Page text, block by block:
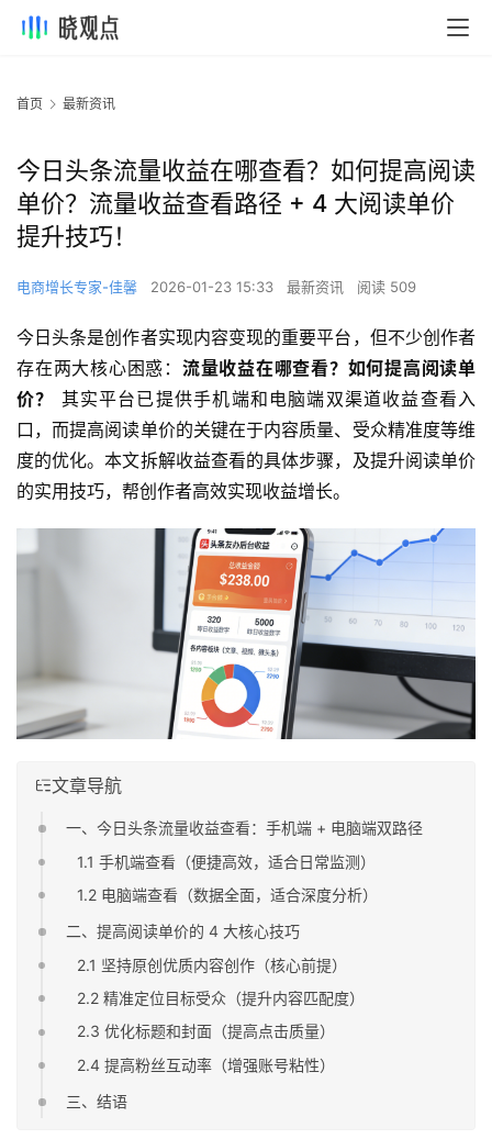
首页 最新资讯
今日头条流量收益在哪查看？如何提高阅读
单价？流量收益查看路径 + 4 大阅读单价
提升技巧！
电商增长专家-佳馨 2026-01-23 15:33 最新资讯 阅读 509
今日头条是创作者实现内容变现的重要平台，但不少创作者
存在两大核心困惑： 流量收益在哪查看？如何提高阅读单
价？
其实平台已提供手机端和电脑端双渠道收益查看入
口，而提高阅读单价的关键在于内容质量、受众精准度等维
度的优化。本文拆解收益查看的具体步骤，及提升阅读单价
的实用技巧，帮创作者高效实现收益增长。
文章导航
一、今日头条流量收益查看：手机端 + 电脑端双路径
1.1 手机端查看（便捷高效，适合日常监测）
1.2 电脑端查看（数据全面，适合深度分析）
二、提高阅读单价的 4 大核心技巧
2.1 坚持原创优质内容创作（核心前提）
2.2 精准定位目标受众（提升内容匹配度）
2.3 优化标题和封面（提高点击质量）
2.4 提高粉丝互动率（增强账号粘性）
三、结语